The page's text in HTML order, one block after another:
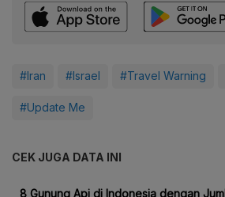
#Iran #Israel #Travel Warning
#Update Me
CEK JUGA DATA INI